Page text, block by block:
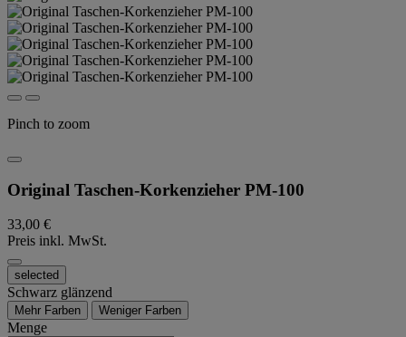
Pinch to zoom
Original Taschen-Korkenzieher PM-100
33,00 €
Preis inkl. MwSt.
selected
Schwarz glänzend
Mehr Farben Weniger Farben
Menge